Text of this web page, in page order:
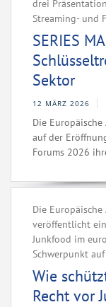
drei
Streaming- und
SERIES
Sektor
12 MÄRZ 2026
Die
auf der
Forums 2026
Die
veröffentlicht
Junkfood im
Schwerpunkt
Wie
Recht vor